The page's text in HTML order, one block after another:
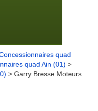
quad
quad Ain (01) >
> Garry Bresse Moteurs